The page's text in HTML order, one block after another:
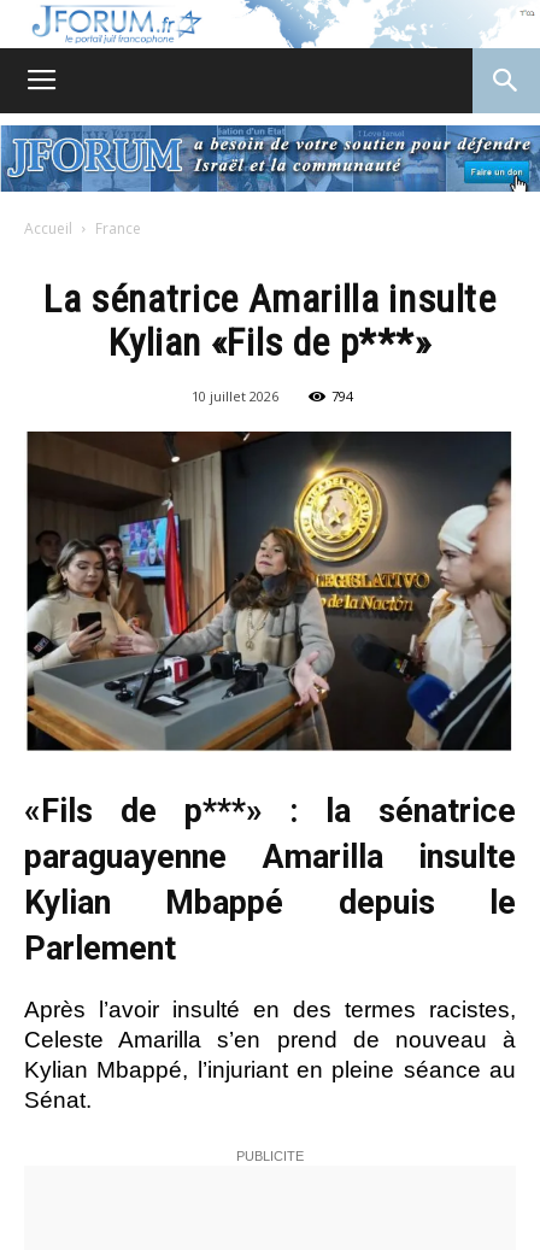
Accueil France
La sénatrice Amarilla insulte
Kylian «Fils de p***»
10 juillet 2026 794
«Fils de p***» : la sénatrice
paraguayenne Amarilla insulte
Kylian Mbappé depuis le
Parlement
Après l’avoir insulté en des termes racistes,
Celeste Amarilla s’en prend de nouveau à
Kylian Mbappé, l’injuriant en pleine séance au
Sénat.